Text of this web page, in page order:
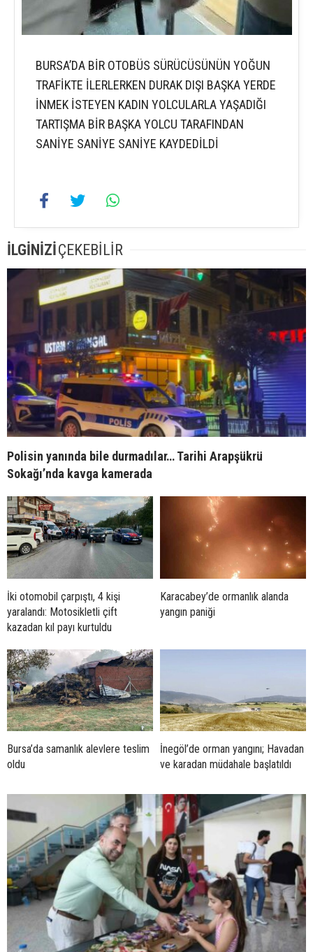
BURSA’DA BİR OTOBÜS SÜRÜCÜSÜNÜN YOĞUN
TRAFİKTE İLERLERKEN DURAK DIŞI BAŞKA YERDE
İNMEK İSTEYEN KADIN YOLCULARLA YAŞADIĞI
TARTIŞMA BİR BAŞKA YOLCU TARAFINDAN
SANİYE SANİYE SANİYE KAYDEDİLDİ
İLGİNİZİÇEKEBİLİR
Polisin yanında bile durmadılar… Tarihi Arapşükrü
Sokağı’nda kavga kamerada
İki otomobil çarpıştı, 4 kişi
yaralandı: Motosikletli çift
kazadan kıl payı kurtuldu
Karacabey’de ormanlık alanda
yangın paniği
Bursa’da samanlık alevlere teslim
oldu
İnegöl’de orman yangını; Havadan
ve karadan müdahale başlatıldı